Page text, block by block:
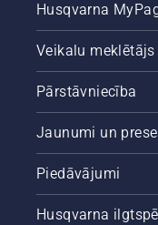
Husqvarna
Veikalu meklētājs
Pārstāvniecība
Jaunumi un
Piedāvājumi
Husqvarna